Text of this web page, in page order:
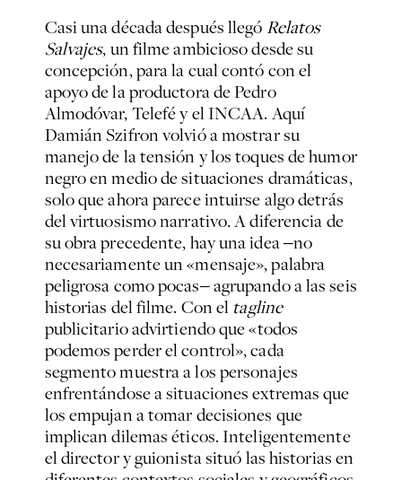
Casi una década después llegóRelatos
Salvajes, un filme ambicioso desde su
concepción, para la cual contó con el
apoyo de la productora de Pedro
Almodóvar, Telefé y el INCAA. Aquí
Damián Szifron volvió a mostrar su
manejo de la tensión y los toques de humor
negro en medio de situaciones dramáticas,
solo que ahora parece intuirse algo detrás
del virtuosismo narrativo. A diferencia de
su obra precedente, hay una idea ‒no
necesariamente un «mensaje», palabra
peligrosa como pocas‒ agrupando a las seis
historias del filme. Con el tagline
publicitario advirtiendo que «todos
podemos perder el control», cada
segmento muestra a los personajes
enfrentándose a situaciones extremas que
los empujan a tomar decisiones que
implican dilemas éticos. Inteligentemente
el director y guionista situó las historias en